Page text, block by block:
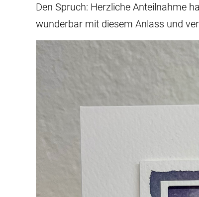
Den Spruch: Herzliche Anteilnahme
wunderbar mit diesem Anlass und